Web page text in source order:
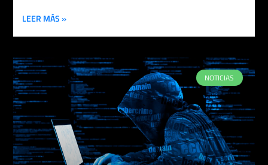
LEER MÁS »
NOTICIAS